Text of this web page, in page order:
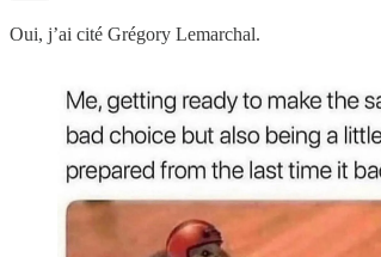
Oui, j’ai cité Grégory Lemarchal.